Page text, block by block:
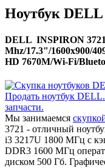
Ноутбук DELL
DELL INSPIRON
Mhz/17.3"/1600x900/
HD 7670M/Wi-Fi/
Мы занимаемся
3721 - отличный
i3 3217U 1800 МГц с
DDR3 1600 МГц
диском 500 Гб.